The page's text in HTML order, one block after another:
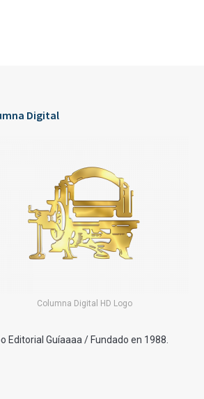
Digital
Columna Digital HD Logo
Editorial Guíaaaa / Fundado en 1988.